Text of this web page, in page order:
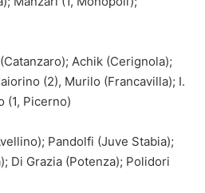
Achik (Cerignola);
(2), Murilo (Francavilla); I.
(1, Picerno)
Pandolfi (Juve Stabia);
Di Grazia (Potenza); Polidori